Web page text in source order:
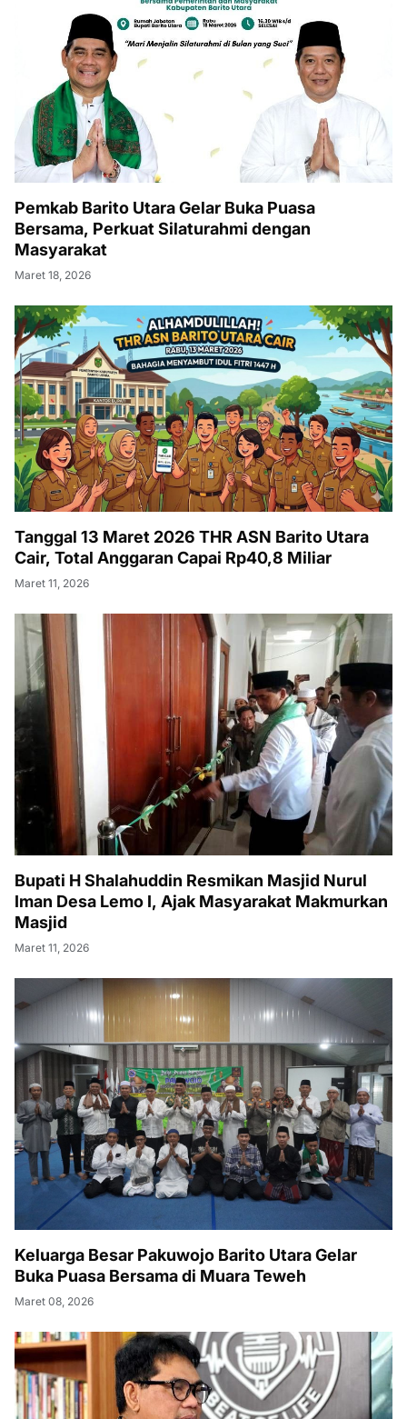
Pemkab Barito Utara Gelar Buka Puasa
Bersama, Perkuat Silaturahmi dengan
Masyarakat
Maret 18, 2026
Tanggal 13 Maret 2026 THR ASN Barito Utara
Cair, Total Anggaran Capai Rp40,8 Miliar
Maret 11, 2026
Bupati H Shalahuddin Resmikan Masjid Nurul
Iman Desa Lemo I, Ajak Masyarakat Makmurkan
Masjid
Maret 11, 2026
Keluarga Besar Pakuwojo Barito Utara Gelar
Buka Puasa Bersama di Muara Teweh
Maret 08, 2026